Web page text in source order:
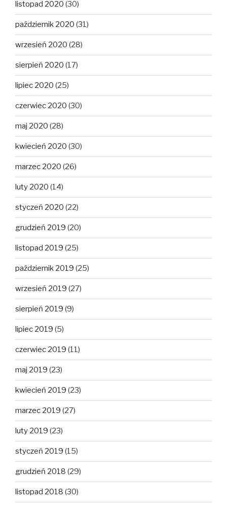
listopad 2020 (30)
październik 2020 (31)
wrzesień 2020 (28)
sierpień 2020 (17)
lipiec 2020 (25)
czerwiec 2020 (30)
maj 2020 (28)
kwiecień 2020 (30)
marzec 2020 (26)
luty 2020 (14)
styczeń 2020 (22)
grudzień 2019 (20)
listopad 2019 (25)
październik 2019 (25)
wrzesień 2019 (27)
sierpień 2019 (9)
lipiec 2019 (5)
czerwiec 2019 (11)
maj 2019 (23)
kwiecień 2019 (23)
marzec 2019 (27)
luty 2019 (23)
styczeń 2019 (15)
grudzień 2018 (29)
listopad 2018 (30)